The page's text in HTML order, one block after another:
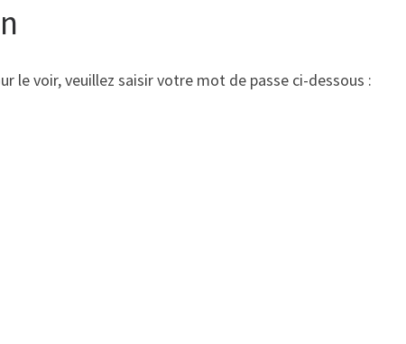
le voir, veuillez saisir votre mot de passe ci-dessous :